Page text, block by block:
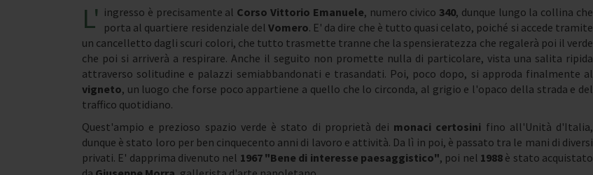
L' ingresso è precisamente al Corso Vittorio Emanuele, numero civico 340, dunque lungo la collina che
porta al quartiere residenziale del Vomero. E' da dire che è tutto quasi celato, poiché si accede tramite
un cancelletto dagli scuri colori, che tutto trasmette tranne che la spensieratezza che regalerà poi il verde
che poi si arriverà a respirare. Anche il seguito non promette nulla di particolare, vista una salita ripida
attraverso solitudine e palazzi semiabbandonati e trasandati. Poi, poco dopo, si approda finalmente al
vigneto, un luogo che forse poco appartiene a quello che lo circonda, al grigio e l'opaco della strada e del
traffico quotidiano.
Quest'ampio e prezioso spazio verde è stato di proprietà dei monaci certosini fino all'Unità d'Italia,
dunque è stato loro per ben cinquecento anni di lavoro e attività. Da lì in poi, è passato tra le mani di diversi
privati. E' dapprima divenuto nel 1967 "Bene di interesse paesaggistico", poi nel 1988 è stato acquistato